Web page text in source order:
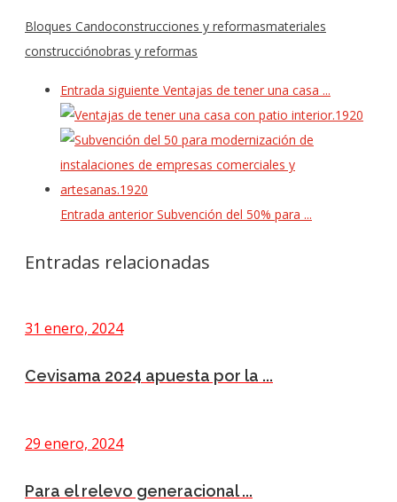
Bloques Candoconstrucciones y reformasmateriales
construcciónobras y reformas
Entrada siguiente Ventajas de tener una casa ...
Entrada anterior Subvención del 50% para ...
Entradas relacionadas
31 enero, 2024
Cevisama 2024 apuesta por la ...
29 enero, 2024
Para el relevo generacional ...